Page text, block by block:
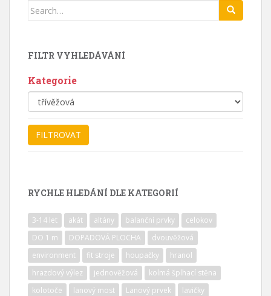
Search
FILTR VYHLEDÁVÁNÍ
Kategorie
RYCHLE HLEDÁNÍ DLE KATEGORIÍ
3-14 let akát altány balanční prvky
celokov
DO 1 m
DOPADOVÁ PLOCHA
dvouvěžová
environment
fit stroje houpačky
hranol
hrazdový výlez
jednověžová
kolmá šplhací stěna
kolotoče
lanový most Lanový prvek
lavičky